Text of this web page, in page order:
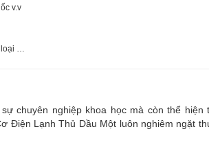
v.v
…
chuyên nghiệp khoa học mà còn thể hiện
Điện Lạnh Thủ Dầu Một luôn nghiêm ngặt